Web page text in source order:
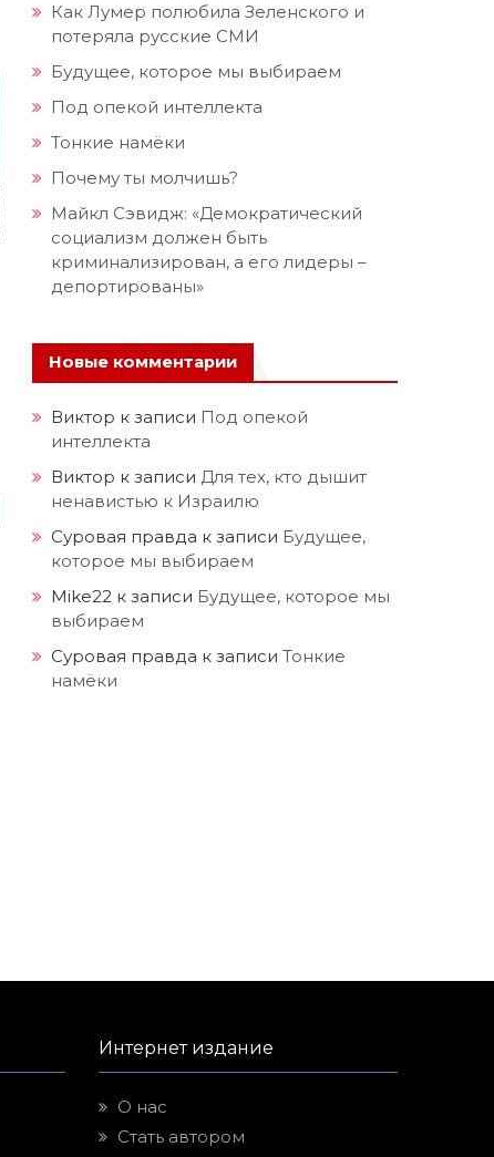
Как Лумер полюбила Зеленского и
потеряла русские СМИ
Будущее, которое мы выбираем
Под опекой интеллекта
Тонкие намёки
Почему ты молчишь?
Майкл Сэвидж: «Демократический
социализм должен быть
криминализирован, а его лидеры –
депортированы»
Новые комментарии
Виктор к записи Под опекой
интеллекта
Виктор к записи Для тех, кто дышит
ненавистью к Израилю
Суровая правда к записи Будущее,
которое мы выбираем
Mike22 к записи Будущее, которое мы
выбираем
Суровая правда к записи Тонкие
намёки
Интернет издание
О нас
Стать автором